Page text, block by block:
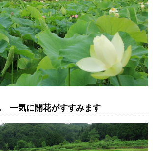
一気に開花がすすみます